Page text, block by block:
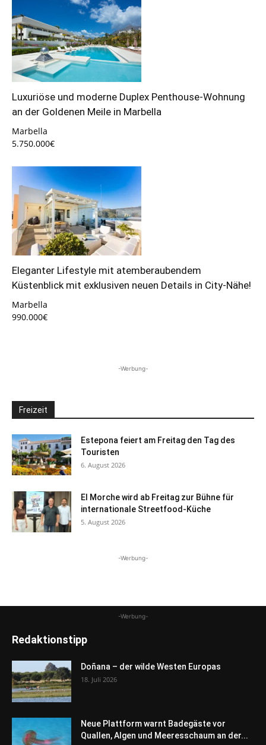
Luxuriöse und moderne Duplex Penthouse-Wohnung
an der Goldenen Meile in Marbella
Marbella
5.750.000€
Eleganter Lifestyle mit atemberaubendem
Küstenblick mit exklusiven neuen Details in City-Nähe!
Marbella
990.000€
-Werbung-
Freizeit
Estepona feiert am Freitag den Tag des
Touristen
6. August 2026
El Morche wird ab Freitag zur Bühne für
internationale Streetfood-Küche
5. August 2026
-Werbung-
-Werbung-
Redaktionstipp
Doñana – der wilde Westen Europas
18. Juli 2026
Neue Plattform warnt Badegäste vor
Quallen, Algen und Meeresschaum an der...